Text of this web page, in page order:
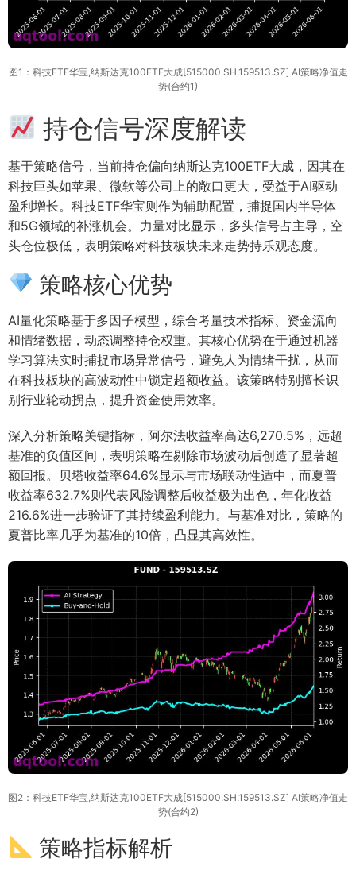
图1：科技ETF华宝,纳斯达克100ETF大成[515000.SH,159513.SZ] AI策略净值走
势(合约1)
持仓信号深度解读
基于策略信号，当前持仓偏向纳斯达克100ETF大成，因其在
科技巨头如苹果、微软等公司上的敞口更大，受益于AI驱动
盈利增长。科技ETF华宝则作为辅助配置，捕捉国内半导体
和5G领域的补涨机会。力量对比显示，多头信号占主导，空
头仓位极低，表明策略对科技板块未来走势持乐观态度。
策略核心优势
AI量化策略基于多因子模型，综合考量技术指标、资金流向
和情绪数据，动态调整持仓权重。其核心优势在于通过机器
学习算法实时捕捉市场异常信号，避免人为情绪干扰，从而
在科技板块的高波动性中锁定超额收益。该策略特别擅长识
别行业轮动拐点，提升资金使用效率。
深入分析策略关键指标，阿尔法收益率高达6,270.5%，远超
基准的负值区间，表明策略在剔除市场波动后创造了显著超
额回报。贝塔收益率64.6%显示与市场联动性适中，而夏普
收益率632.7%则代表风险调整后收益极为出色，年化收益
216.6%进一步验证了其持续盈利能力。与基准对比，策略的
夏普比率几乎为基准的10倍，凸显其高效性。
图2：科技ETF华宝,纳斯达克100ETF大成[515000.SH,159513.SZ] AI策略净值走
势(合约2)
策略指标解析